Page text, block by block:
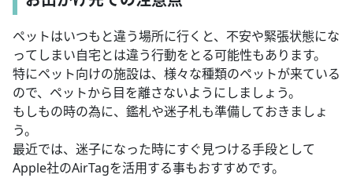
ペットはいつもと違う場所に行くと、不安や緊張状態にな
ってしまい自宅とは違う行動をとる可能性もあります。
特にペット向けの施設は、様々な種類のペットが来ている
ので、ペットから目を離さないようにしましょう。
もしもの時の為に、鑑札や迷子札も準備しておきましょ
う。
最近では、迷子になった時にすぐ見つける手段として
Apple社のAirTagを活用する事もおすすめです。